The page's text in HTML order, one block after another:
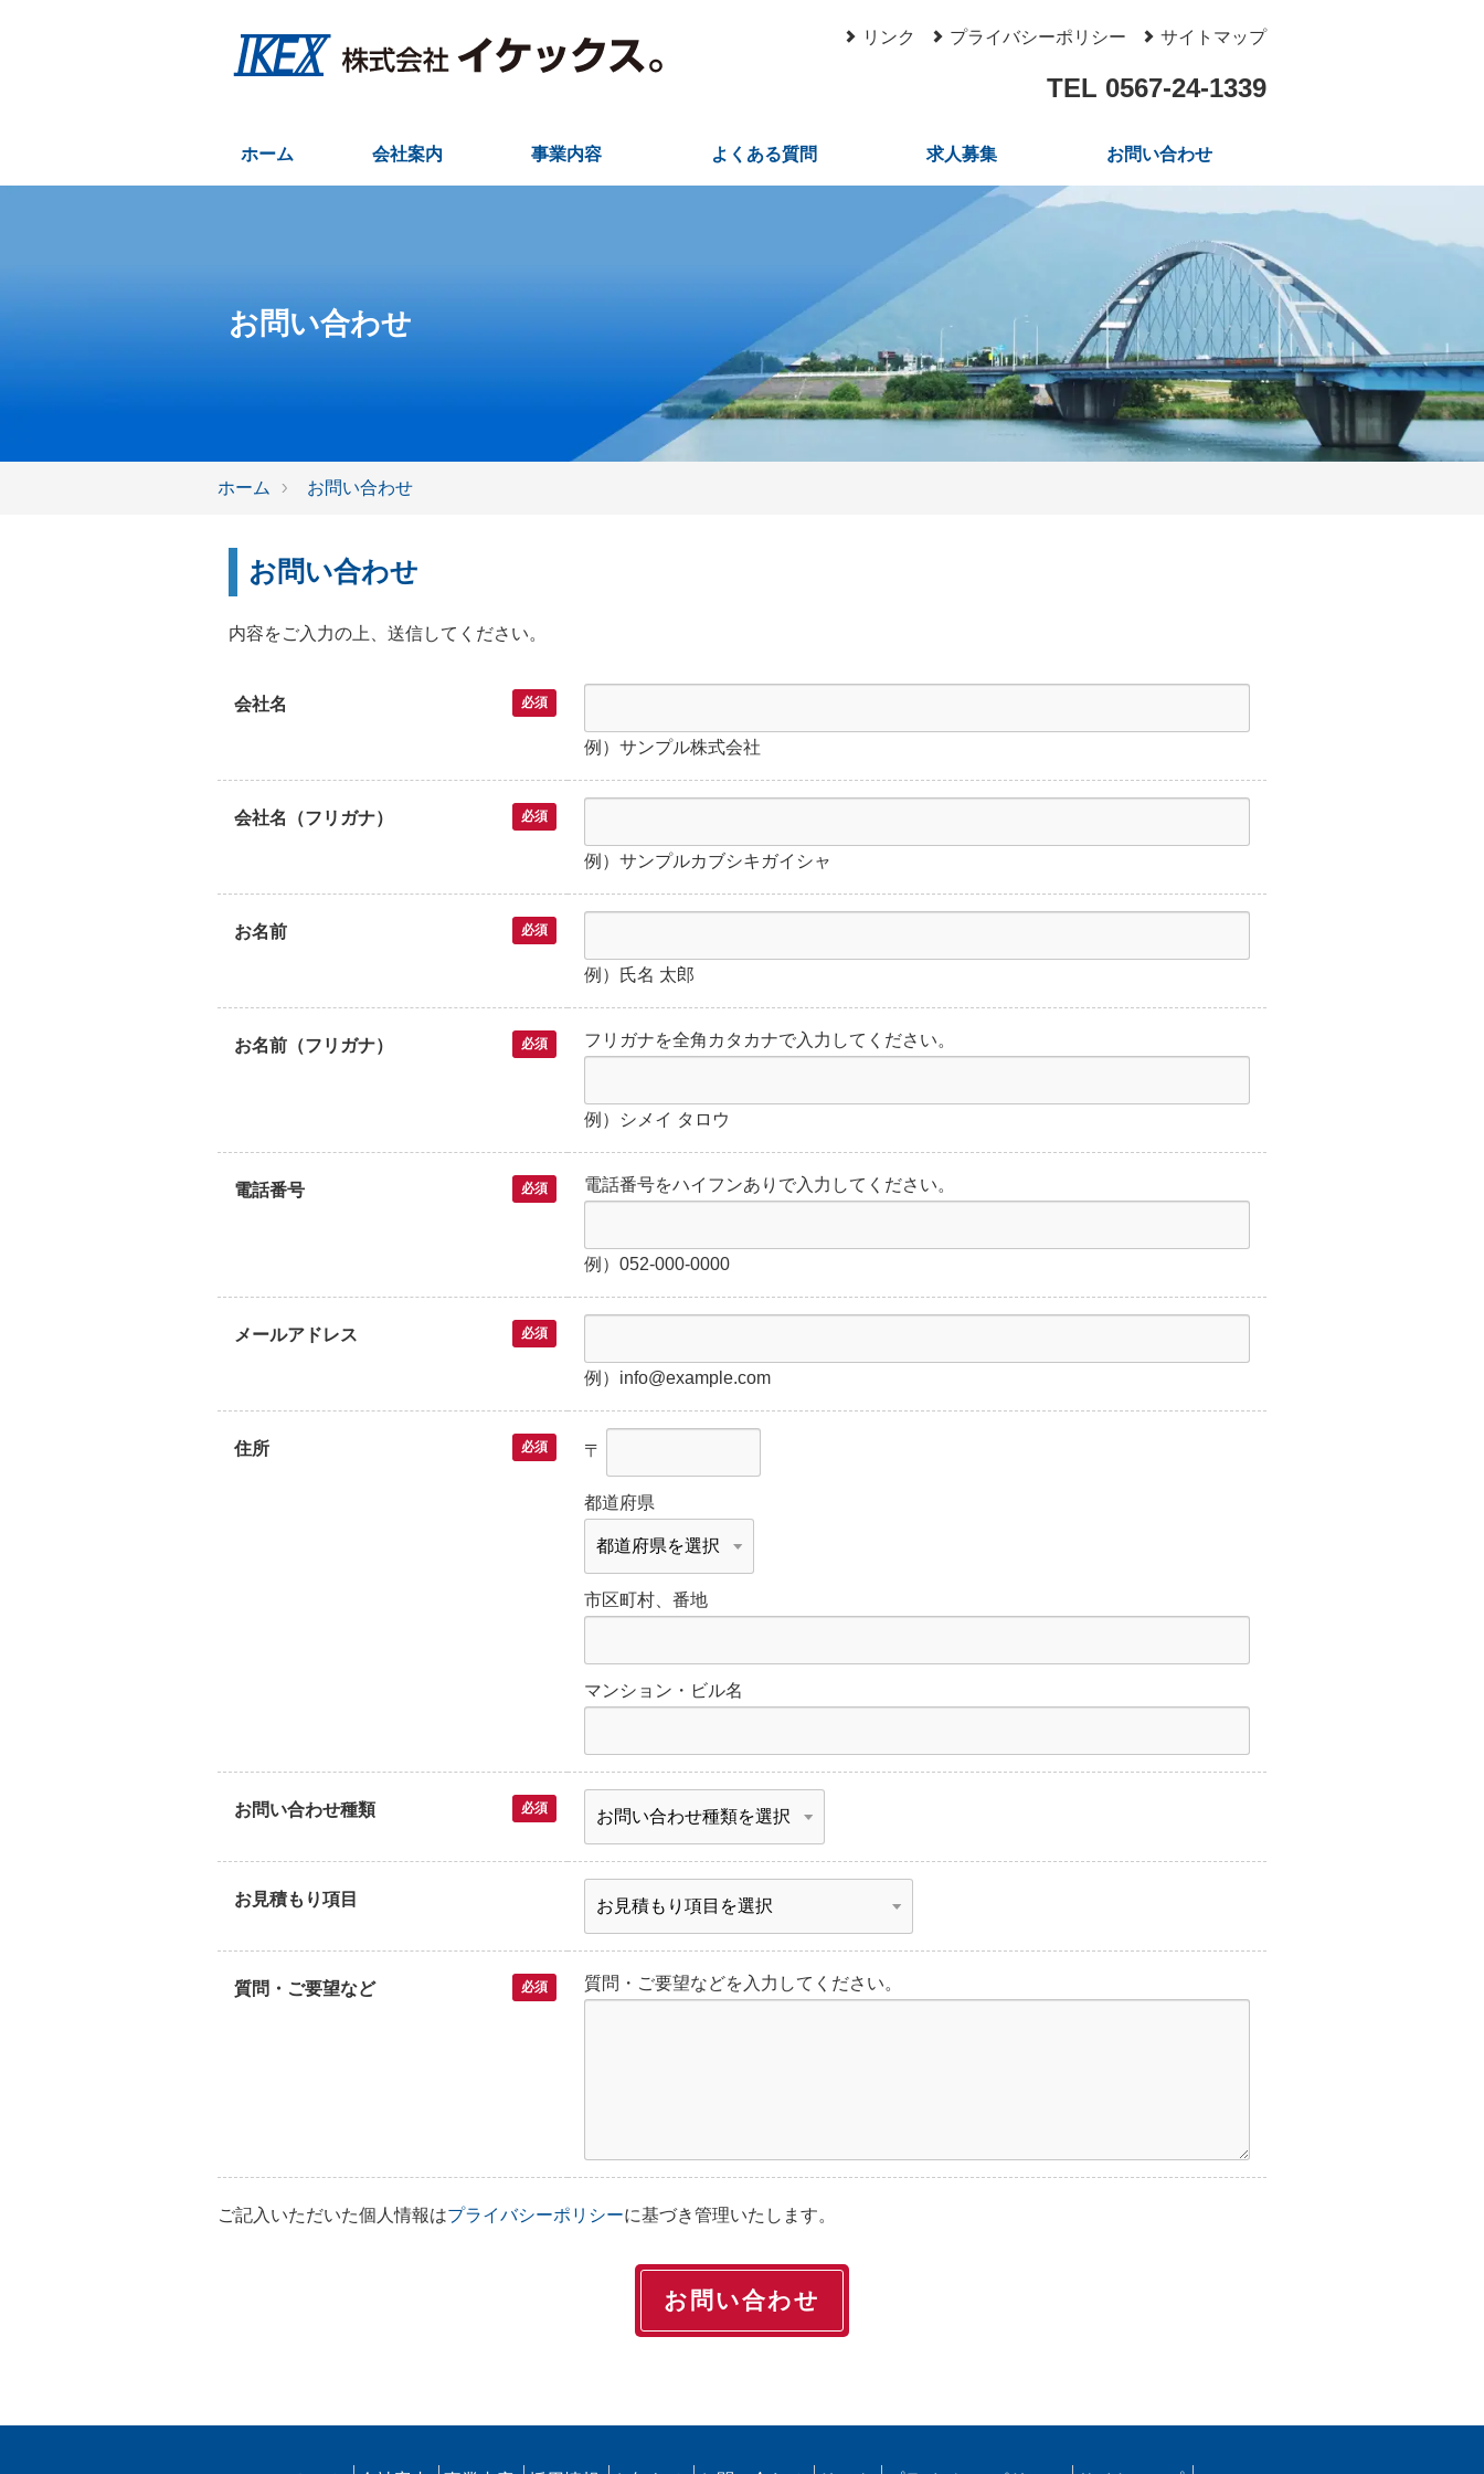
リンク プライバシーポリシー サイトマップ
TEL 0567-24-1339
ホーム 会社案内 事業内容 よくある質問 求人募集 お問い合わせ
お問い合わせ
ホーム お問い合わせ
お問い合わせ
内容をご入力の上、送信してください。
会社名 必須
例）サンプル株式会社
会社名（フリガナ） 必須
例）サンプルカブシキガイシャ
お名前 必須
例）氏名 太郎
お名前（フリガナ） 必須 フリガナを全角カタカナで入力してください。
例）シメイ タロウ
電話番号 必須 電話番号をハイフンありで入力してください。
例）052-000-0000
メールアドレス 必須
例）info@example.com
住所 必須 〒
都道府県
市区町村、番地
マンション・ビル名
お問い合わせ種類 必須
お見積もり項目
質問・ご要望など 必須 質問・ご要望などを入力してください。
ご記入いただいた個人情報はプライバシーポリシーに基づき管理いたします。